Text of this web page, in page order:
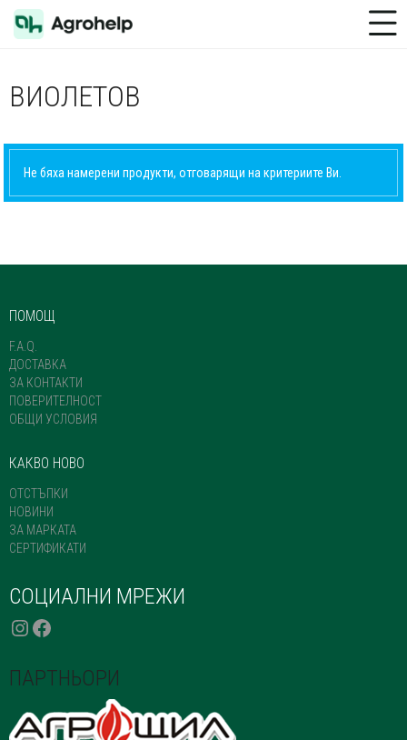
Toggle Menu
ВИОЛЕТОВ
Не бяха намерени продукти, отговарящи на критериите Ви.
ПОМОЩ
F.A.Q.
ДОСТАВКА
ЗА КОНТАКТИ
ПОВЕРИТЕЛНОСТ
ОБЩИ УСЛОВИЯ
КАКВО НОВО
ОТСТЪПКИ
НОВИНИ
ЗА МАРКАТА
СЕРТИФИКАТИ
СОЦИАЛНИ МРЕЖИ
INSTAGRAM
FACEBOOK
ПАРТНЬОРИ